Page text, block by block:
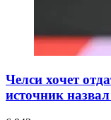
Челси хочет
источник